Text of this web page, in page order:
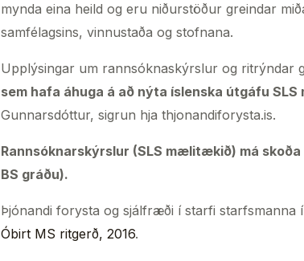
mynda eina heild og eru niðurstöður greindar
samfélagsins, vinnustaða og stofnana.
Upplýsingar um rannsóknaskýrslur og ritrýndar
sem hafa áhuga á að nýta íslenska útgáfu
Gunnarsdóttur, sigrun hja thjonandiforysta.is.
Rannsóknarskýrslur (SLS mælitækið) má
BS gráðu).
Þjónandi forysta og sjálfræði í starfi starfsmanna
Óbirt MS ritgerð, 2016.